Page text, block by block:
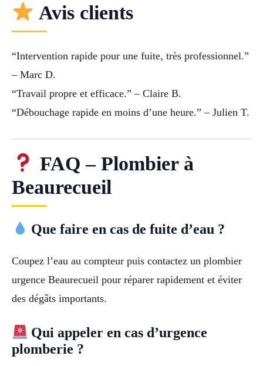
Avis clients
“Intervention rapide pour une fuite, très professionnel.”
– Marc D.
“Travail propre et efficace.” – Claire B.
“Débouchage rapide en moins d’une heure.” – Julien T.
FAQ – Plombier à
Beaurecueil
Que faire en cas de fuite d’eau ?
Coupez l’eau au compteur puis contactez un plombier
urgence Beaurecueil pour réparer rapidement et éviter
des dégâts importants.
Qui appeler en cas d’urgence
plomberie ?